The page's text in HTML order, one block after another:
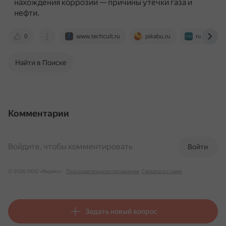
нахождения коррозии — причины утечки газа и
нефти.
0 www.techcult.ru pikabu.ru naked-
Найти в Поиске
Комментарии
Войти
Войдите, чтобы комментировать
© 2026 ООО «Яндекс» Пользовательское соглашение Связаться с нами
Задать новый вопрос